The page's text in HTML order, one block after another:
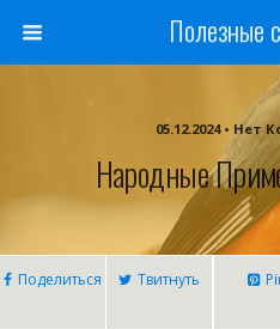
Полезные
05.12.2024 •
Народные
Поделиться Твитнуть